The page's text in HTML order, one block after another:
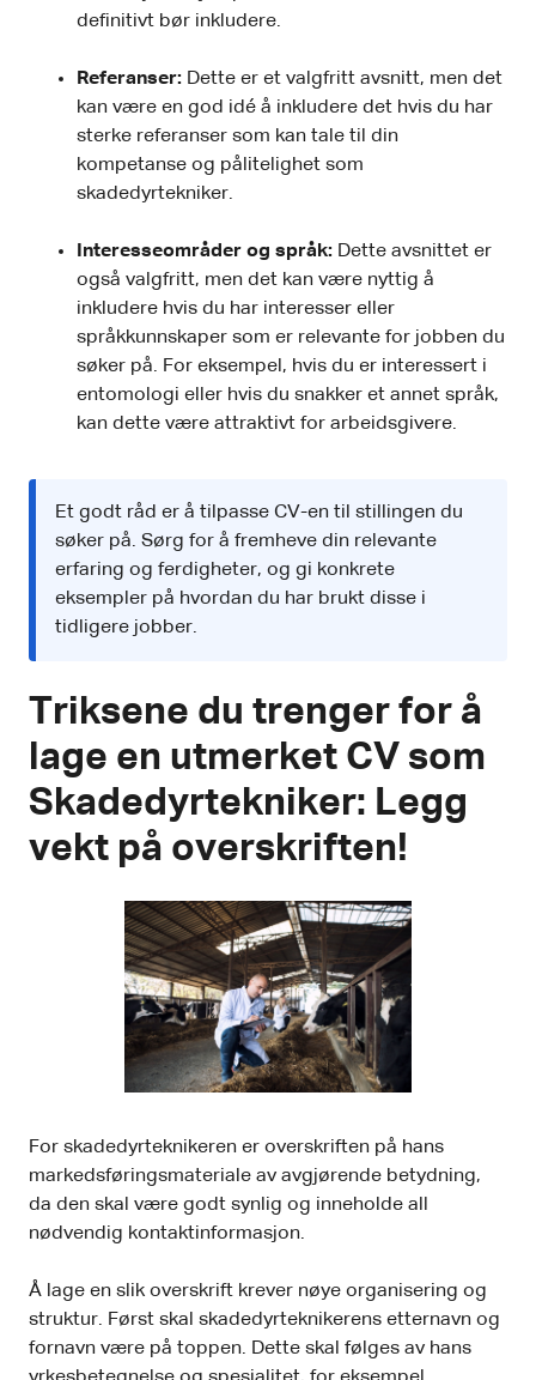
definitivt bør inkludere.
Referanser: Dette er et valgfritt avsnitt, men det
kan være en god idé å inkludere det hvis du har
sterke referanser som kan tale til din
kompetanse og pålitelighet som
skadedyrtekniker.
Interesseområder og språk: Dette avsnittet er
også valgfritt, men det kan være nyttig å
inkludere hvis du har interesser eller
språkkunnskaper som er relevante for jobben du
søker på. For eksempel, hvis du er interessert i
entomologi eller hvis du snakker et annet språk,
kan dette være attraktivt for arbeidsgivere.
Et godt råd er å tilpasse CV-en til stillingen du
søker på. Sørg for å fremheve din relevante
erfaring og ferdigheter, og gi konkrete
eksempler på hvordan du har brukt disse i
tidligere jobber.
Triksene du trenger for å
lage en utmerket CV som
Skadedyrtekniker: Legg
vekt på overskriften!
For skadedyrteknikeren er overskriften på hans
markedsføringsmateriale av avgjørende betydning,
da den skal være godt synlig og inneholde all
nødvendig kontaktinformasjon.
Å lage en slik overskrift krever nøye organisering og
struktur. Først skal skadedyrteknikerens etternavn og
fornavn være på toppen. Dette skal følges av hans